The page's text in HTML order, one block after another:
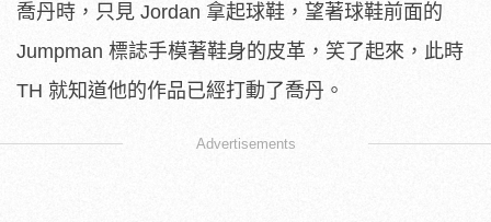
喬丹時，只見 Jordan 拿起球鞋，望著球鞋前面的
Jumpman 標誌手模著鞋身的皮革，笑了起來，此時
TH 就知道他的作品已經打動了喬丹。
Advertisements